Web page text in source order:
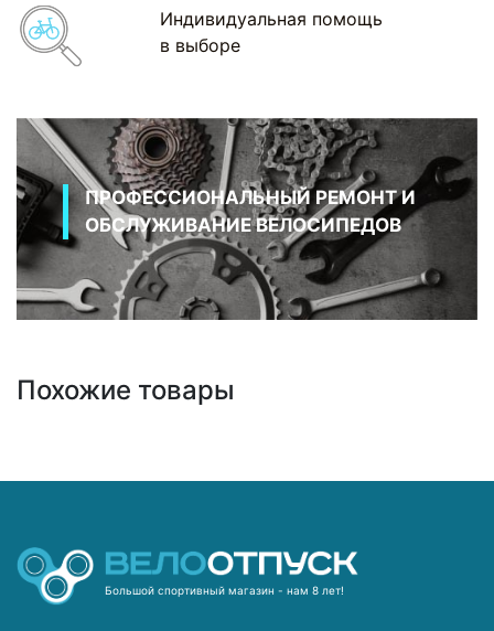
Индивидуальная помощь
в выборе
ПРОФЕССИОНАЛЬНЫЙ РЕМОНТ И
ОБСЛУЖИВАНИЕ ВЕЛОСИПЕДОВ
Похожие товары
Большой спортивный магазин - нам 8 лет!